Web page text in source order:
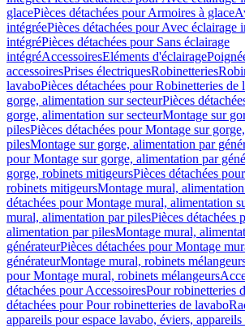
glacePièces détachées pour Armoires à glace
intégréePièces détachées pour Avec éclairage
intégréPièces détachées pour Sans éclairage
intégréAccessoiresEléments d'éclairage
accessoiresPrises électriquesRobinetteries
lavaboPièces détachées pour Robinetteries de
gorge, alimentation sur secteurPièces
gorge, alimentation sur secteurMontage sur
pilesPièces détachées pour Montage sur
pilesMontage sur gorge, alimentation par
pour Montage sur gorge, alimentation par
gorge, robinets mitigeursPièces détachées
robinets mitigeursMontage mural,
détachées pour Montage mural, alimentation
mural, alimentation par pilesPièces détachées
alimentation par pilesMontage mural,
générateurPièces détachées pour Montage
générateurMontage mural, robinets
pour Montage mural, robinets mélangeurs
détachées pour AccessoiresPour robinetteries
détachées pour Pour robinetteries de lavabo
appareils pour espace lavabo, éviers,